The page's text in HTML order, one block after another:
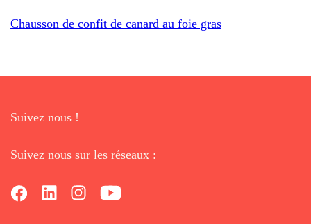
Chausson de confit de canard au foie gras
Suivez nous !
Suivez nous sur les réseaux :